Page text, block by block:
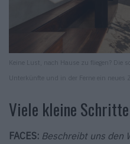
Keine Lust, nach Hause zu fliegen? Die
Unterkünfte und in der Ferne ein neues
Viele kleine
FACES: Beschreibt uns den